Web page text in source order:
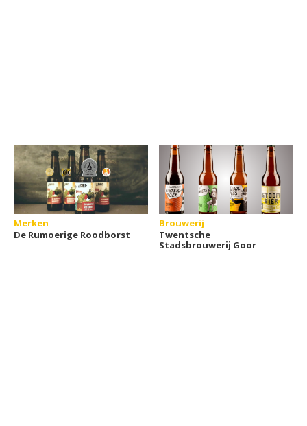
Merken
De Rumoerige Roodborst
Brouwerij
Twentsche
Stadsbrouwerij Goor